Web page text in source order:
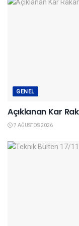
GENEL
Açıklanan Kar
7 AĞUSTOS 2026